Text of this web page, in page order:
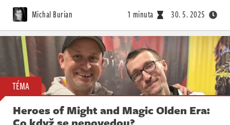
Michal Burian 1 minuta 30. 5. 2025
TÉMA
Heroes of Might and Magic Olden Era: